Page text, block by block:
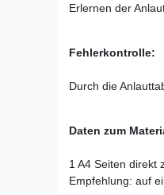
Erlernen der
Fehlerkontrolle:
Durch die
Daten zum
1 A4 Seiten direkt
Empfehlung: auf